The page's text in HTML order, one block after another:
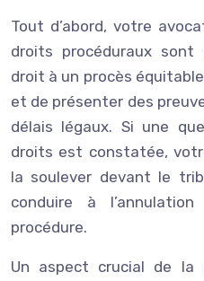
Tout d’abord, votre
droits procéduraux
droit à un procès
et de présenter des
délais légaux. Si une
droits est constatée,
la soulever devant le
conduire à
procédure.
Un aspect crucial de